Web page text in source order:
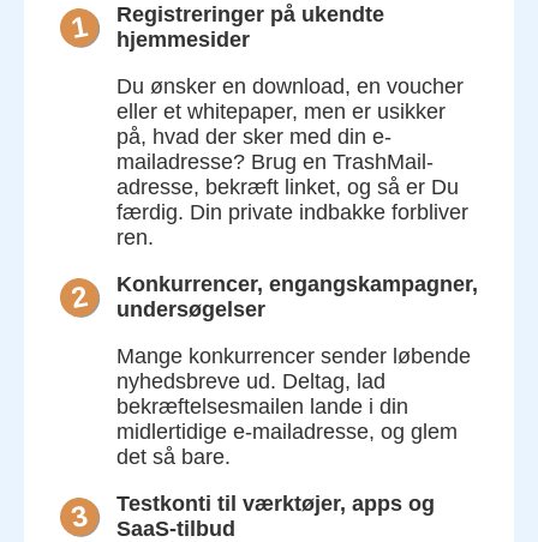
1
Registreringer på ukendte
hjemmesider
Du ønsker en download, en voucher
eller et whitepaper, men er usikker
på, hvad der sker med din e-
mailadresse? Brug en TrashMail-
adresse, bekræft linket, og så er Du
færdig. Din private indbakke forbliver
ren.
2
Konkurrencer, engangskampagner,
undersøgelser
Mange konkurrencer sender løbende
nyhedsbreve ud. Deltag, lad
bekræftelsesmailen lande i din
midlertidige e-mailadresse, og glem
det så bare.
3
Testkonti til værktøjer, apps og
SaaS-tilbud